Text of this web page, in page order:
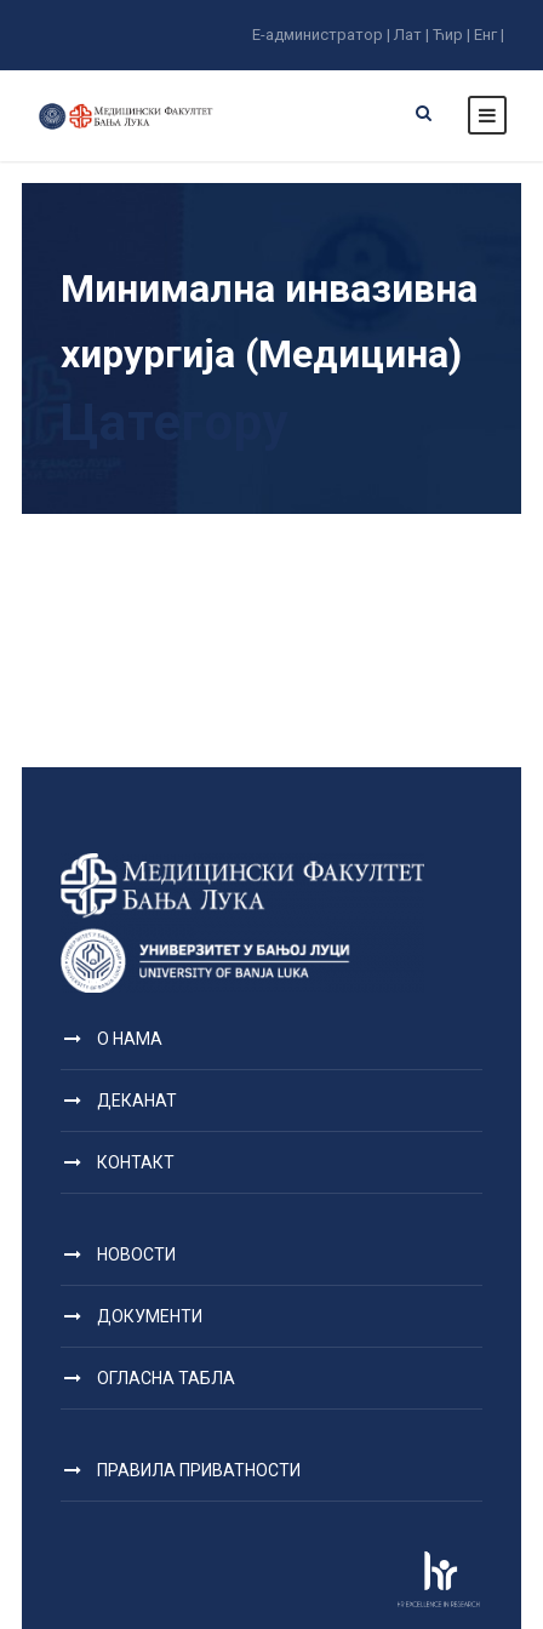
Е-администратор | Лат | Ћир | Енг |
Минимална инвазивна
хирургија (Медицина)
О НАМА
ДЕКАНАТ
КОНТАКТ
НОВОСТИ
ДОКУМЕНТИ
ОГЛАСНА ТАБЛА
ПРАВИЛА ПРИВАТНОСТИ